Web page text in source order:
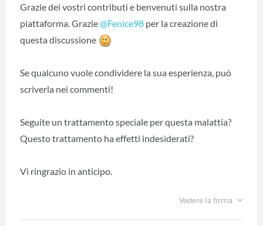
Grazie dei vostri contributi e benvenuti sulla nostra
piattaforma. Grazie@Fenice98 ‍ per la creazione di
questa discussione
Se qualcuno vuole condividere la sua esperienza, può
scriverla nei commenti!
Seguite un trattamento speciale per questa malattia?
Questo trattamento ha effetti indesiderati?
Vi ringrazio in anticipo.
Vedere la firma